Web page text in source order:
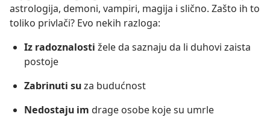
astrologija, demoni, vampiri, magija i slično. Zašto ih to
toliko privlači? Evo nekih razloga:
Iz radoznalosti žele da saznaju da li duhovi zaista
postoje
Zabrinuti suza budućnost
Nedostaju im drage osobe koje su umrle